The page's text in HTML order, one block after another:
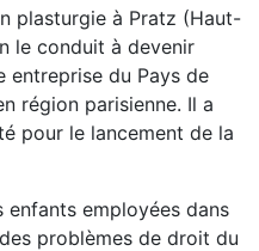
plasturgie à Pratz (Haut-
le conduit à devenir
entreprise du Pays de
région parisienne. Il a
pour le lancement de la
enfants employées dans
problèmes de droit du